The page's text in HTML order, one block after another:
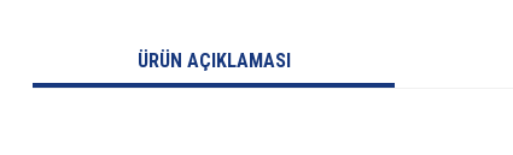
ÜRÜN AÇIKLAMASI